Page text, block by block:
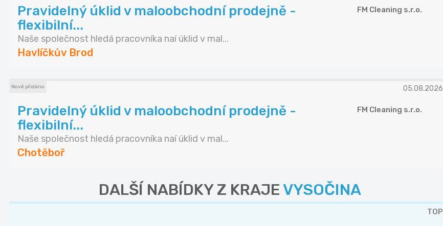
Pravidelný úklid v maloobchodní prodejně -
flexibilní...
Naše společnost hledá pracovníka naí úklid v mal...
Havlíčkův Brod
FM Cleaning s.r.o.
Nově přidáno 05.08.2026
Pravidelný úklid v maloobchodní prodejně -
flexibilní...
Naše společnost hledá pracovníka naí úklid v mal...
Chotěboř
FM Cleaning s.r.o.
DALŠÍ NABÍDKY Z KRAJE VYSOČINA
TOP